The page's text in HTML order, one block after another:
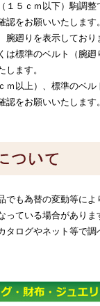
１５ｃｍ以下）駒調整
をお願いいたします。
廻りを表示しており
標準のベルト（腕
します。
以上）、標準のベル
をお願いいたします。
も為替の変動等によ
ている場合がありま
タログやネット等で